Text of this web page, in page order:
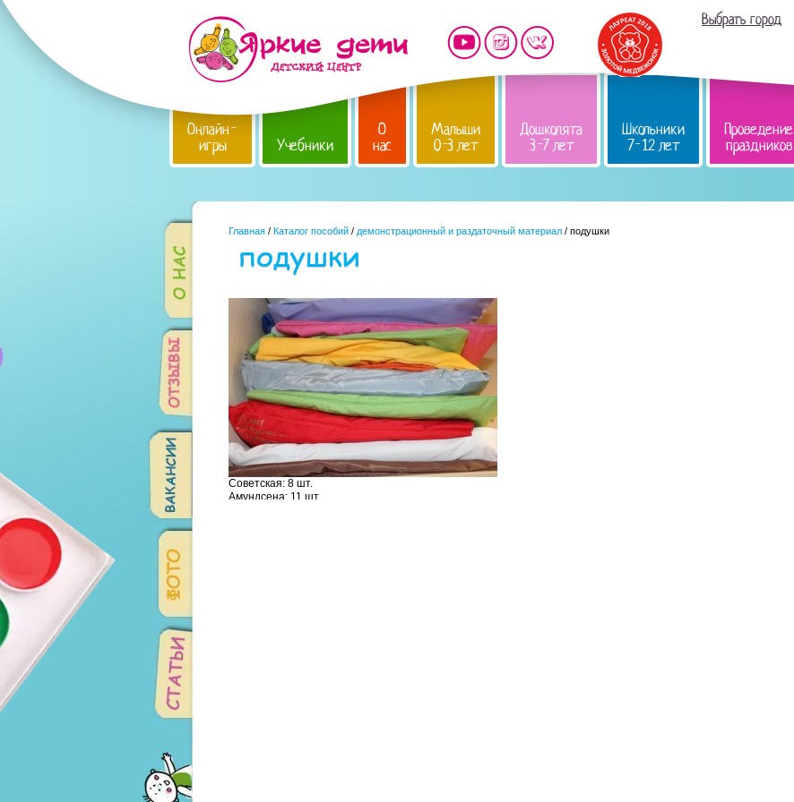
Выбрать город
Онлайн-
игры Учебники
О
нас
Малыши
0-3 лет
Дошколята
3-7 лет
Школьники
7-12 лет
Проведение
праздников
Главная / Каталог пособий / демонстрационный и раздаточный материал / подушки
подушки
Советская: 8 шт.
Амундсена: 11 шт.